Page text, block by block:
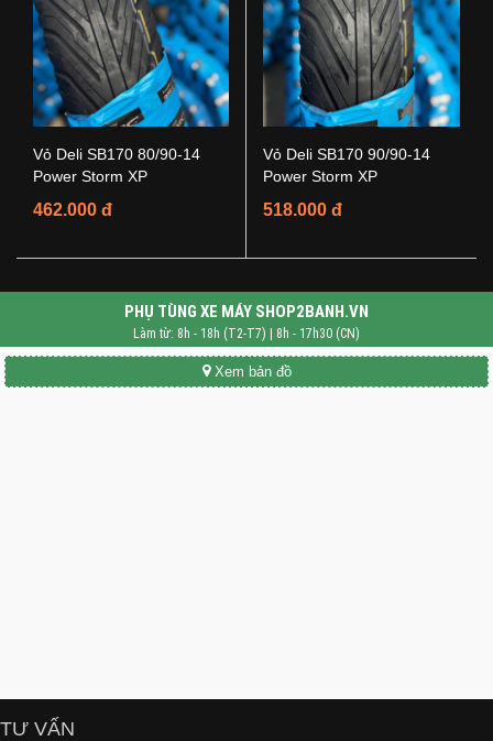
Vỏ Deli SB170 80/90-14
Power Storm XP
462.000 đ
Vỏ Deli SB170 90/90-14
Power Storm XP
518.000 đ
PHỤ TÙNG XE MÁY SHOP2BANH.VN
Làm từ: 8h - 18h (T2-T7) | 8h - 17h30 (CN)
Xem bản đồ
TƯ VẤN